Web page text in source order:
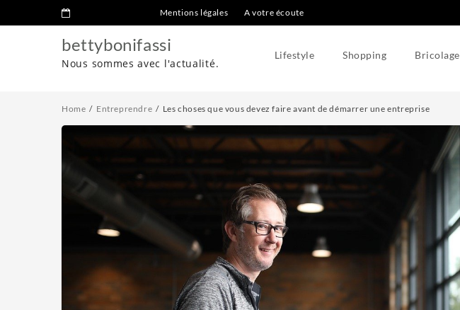
Mentions légales A votre écoute
bettybonifassi
Nous sommes avec l'actualité.
Lifestyle Shopping Bricolage
Home Entreprendre Les choses que vous devez faire avant de démarrer une entreprise